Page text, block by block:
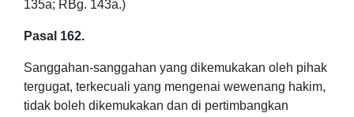
135a; RBg. 143a.)
Pasal 162.
Sanggahan-sanggahan yang dikemukakan oleh pihak
tergugat, terkecuali yang mengenai wewenang hakim,
tidak boleh dikemukakan dan di pertimbangkan